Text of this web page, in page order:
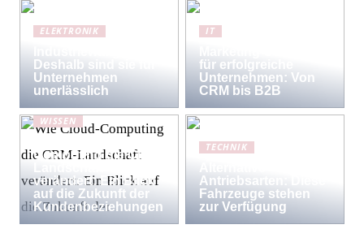
ELEKTRONIK
Deshalb sind sie für
Unternehmen
unerlässlich
IT
für erfolgreiche
Unternehmen: Von
CRM bis B2B
WISSEN
Computing die CRM-
verändert: Ein Blick
auf die Zukunft der
Kundenbeziehungen
TECHNIK
Antriebsarten: Diese
Fahrzeuge stehen
zur Verfügung